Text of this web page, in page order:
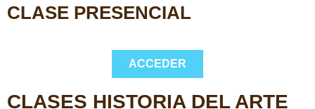
CLASE PRESENCIAL
ACCEDER
CLASES HISTORIA DEL ARTE